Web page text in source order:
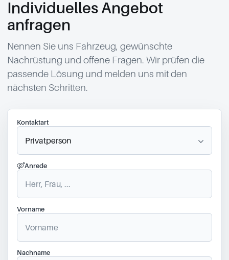
Individuelles Angebot
anfragen
Nennen Sie uns Fahrzeug, gewünschte
Nachrüstung und offene Fragen. Wir prüfen die
passende Lösung und melden uns mit den
nächsten Schritten.
Kontaktart
Anrede
Vorname
Nachname